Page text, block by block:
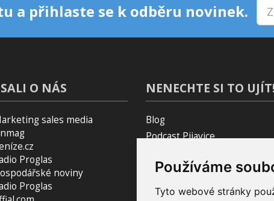
Používáme
Tyto webové stránky
a přihlaste se k odběru novinek.
O NÁS
sales media
Proglas
noviny
Proglas
NENECHTE SI TO UJÍT!
Blog
Podcast Pijavice